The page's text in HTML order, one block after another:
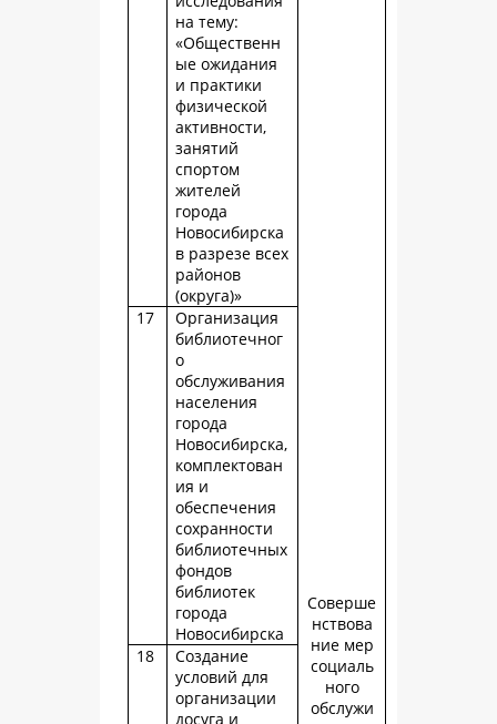
на тему:
«Общественн
ые ожидания
и практики
физической
активности,
занятий
спортом
жителей
города
Новосибирска
в разрезе всех
районов
(округа)»
Соверше
нствова
ние мер
социаль
ного
обслужи
17
Организация
библиотечног
о
обслуживания
населения
города
Новосибирска,
комплектован
ия и
обеспечения
сохранности
библиотечных
фондов
библиотек
города
Новосибирска
18
Создание
условий для
организации
досуга и